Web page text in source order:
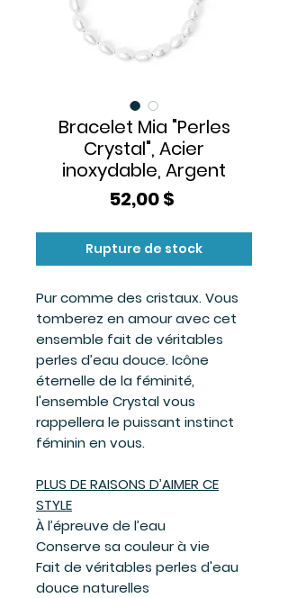
Bracelet Mia "Perles
Crystal", Acier
inoxydable, Argent
52,00 $
Rupture de stock
Pur comme des cristaux. Vous
tomberez en amour avec cet
ensemble fait de véritables
perles d’eau douce. Icône
éternelle de la féminité,
l'ensemble Crystal vous
rappellera le puissant instinct
féminin en vous.
PLUS DE RAISONS D’AIMER CE
STYLE
À l’épreuve de l’eau
Conserve sa couleur à vie
Fait de véritables perles d'eau
douce naturelles